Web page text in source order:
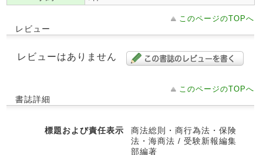
このページのTOPへ
レビュー
レビューはありません
このページのTOPへ
書誌詳細
標題および責任表示
商法総則・商行為法・保険
法・海商法 / 受験新報編集
部編著